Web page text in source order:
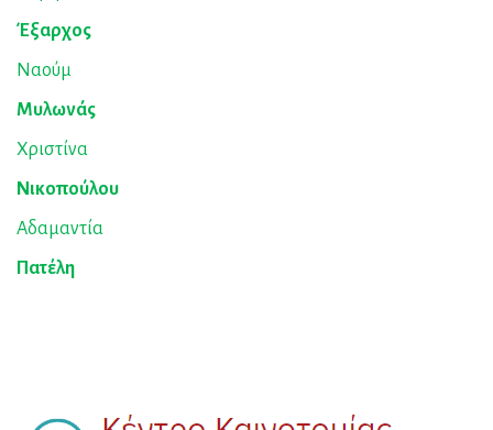
Έξαρχος
Ναούμ
Μυλωνάς
Χριστίνα
Νικοπούλου
Αδαμαντία
Πατέλη